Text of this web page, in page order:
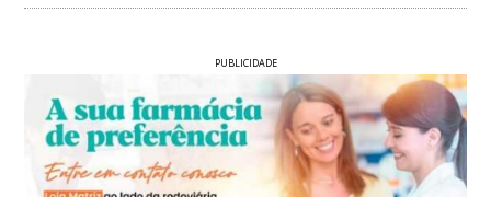
PUBLICIDADE